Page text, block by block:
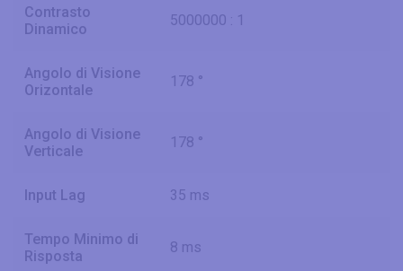
Contrasto
Dinamico
5000000 : 1
Angolo di Visione
Orizontale
178 °
Angolo di Visione
Verticale
178 °
Input Lag 35 ms
Tempo Minimo di
Risposta
8 ms